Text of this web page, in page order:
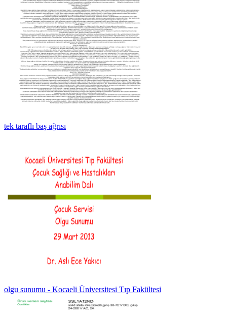
tek taraflı baş ağrısı
olgu sunumu - Kocaeli Üniversitesi Tıp Fakültesi